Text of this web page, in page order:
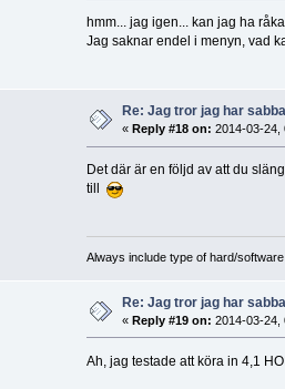
hmm... jag igen... kan jag ha
Jag saknar endel i menyn, vad
Re: Jag tror jag har
« Reply #18 on: 2014-03-24,
Det där är en följd av att du
till
Always include type of hard/
Re: Jag tror jag har
« Reply #19 on: 2014-03-24,
Ah, jag testade att köra in 4,1